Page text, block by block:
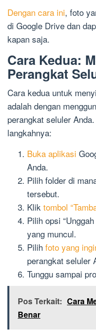
Dengan cara ini, foto
di Google Drive dan
kapan saja.
Cara Kedua:
Perangkat
Cara kedua untuk
adalah dengan
perangkat seluler
langkahnya:
Buka aplikasi
Anda.
Pilih folder di
tersebut.
Klik tombol
Pilih opsi “Unggah
yang muncul.
Pilih foto yang
perangkat seluler
Tunggu sampai
Pos Terkait: Cara
Benar